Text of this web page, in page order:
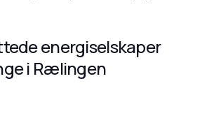
energiselskaper
i Rælingen